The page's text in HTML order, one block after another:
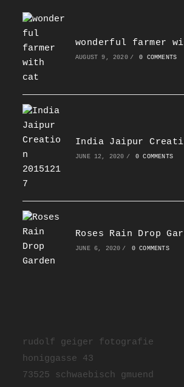
wonderful farmer
AUGUST 9, 2020 / 0 COMMENTS
India Jaipur
JUNE 12, 2020 / 0 COMMENTS
Roses Rain Drop
JUNE 6, 2020 / 0 COMMENTS
rudolf geiger fotografie
honiggasse 43
73525 schwaebisch gmuend